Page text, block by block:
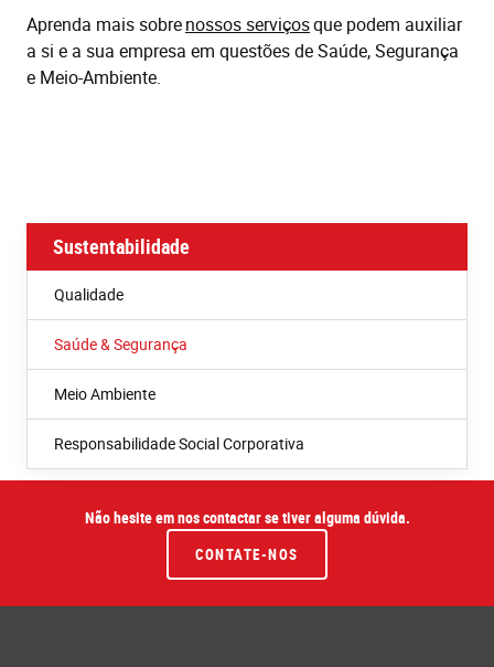
Aprenda mais sobrenossos serviçosque podem auxiliar
a si e a sua empresa em questões de Saúde, Segurança
e Meio-Ambiente.
Sustentabilidade
Qualidade
Saúde & Segurança
Meio Ambiente
Responsabilidade Social Corporativa
Não hesite em nos contactar se tiver alguma dúvida.
CONTATE-NOS